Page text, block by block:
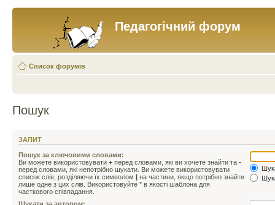
Педагогічний форум
Список форумів
Пошук
ЗАПИТ
Пошук за ключовими словами:
Ви можете використовувати + перед словами, які ви хочете знайти та -
перед словами, які непотрібно шукати. Ви можете використовувати
список слів, розділяючи їх символом | на частини, якщо потрібно знайти
лише одне з цих слів. Використовуйте * в якості шаблона для
часткового співпадання.
Шукати за автором: